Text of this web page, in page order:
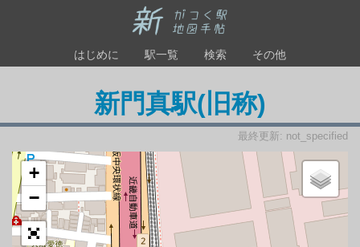
はじめに 駅一覧 検索 その他
新門真駅(旧称)
最終更新: not_specified
+
−